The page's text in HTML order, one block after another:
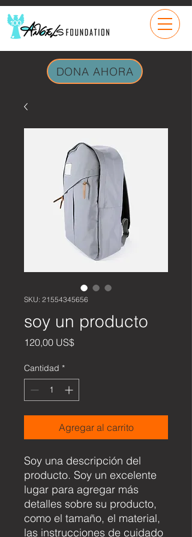
DONA AHORA
SKU: 21554345656
soy un producto
120,00 US$Precio
Cantidad *
Agregar al carrito
Soy una descripción del
producto. Soy un excelente
lugar para agregar más
detalles sobre su producto,
como el tamaño, el material,
las instrucciones de cuidado